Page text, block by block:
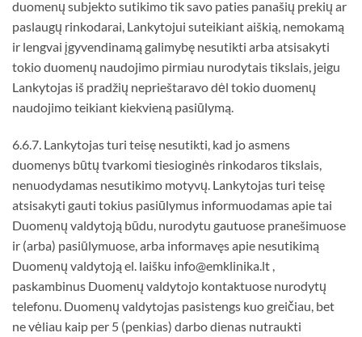
duomenų subjekto sutikimo tik savo paties panašių prekių ar
paslaugų rinkodarai, Lankytojui suteikiant aiškią, nemokamą
ir lengvai įgyvendinamą galimybę nesutikti arba atsisakyti
tokio duomenų naudojimo pirmiau nurodytais tikslais, jeigu
Lankytojas iš pradžių neprieštaravo dėl tokio duomenų
naudojimo teikiant kiekvieną pasiūlymą.
6.6.7. Lankytojas turi teisę nesutikti, kad jo asmens
duomenys būtų tvarkomi tiesioginės rinkodaros tikslais,
nenuodydamas nesutikimo motyvų. Lankytojas turi teisę
atsisakyti gauti tokius pasiūlymus informuodamas apie tai
Duomenų valdytoją būdu, nurodytu gautuose pranešimuose
ir (arba) pasiūlymuose, arba informavęs apie nesutikimą
Duomenų valdytoją el. laišku info@emklinika.lt ,
paskambinus Duomenų valdytojo kontaktuose nurodytų
telefonu. Duomenų valdytojas pasistengs kuo greičiau, bet
ne vėliau kaip per 5 (penkias) darbo dienas nutraukti